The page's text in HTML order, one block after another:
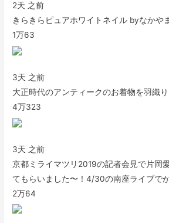
2天 之前
きらきらピュアホワイトネイル byなかや
1万63
3天 之前
大正時代のアンティークのお着物を羽織
4万323
3天 之前
京都ミライマツリ2019の記者会見で片岡
てもらいました〜！4/30の南座ライブで
2万64